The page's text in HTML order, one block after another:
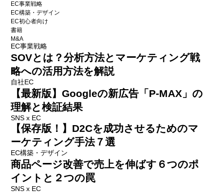
EC事業戦略
EC構築・デザイン
EC初心者向け
書籍
M&A
EC事業戦略
SOVとは？分析方法とマーケティング戦
略への活用方法を解説
自社EC
【最新版】Googleの新広告「P-MAX」の
理解と検証結果
SNS x EC
【保存版！】D2Cを成功させるためのマ
ーケティング手法７選
EC構築・デザイン
商品ページ改善で売上を伸ばす６つのポ
イントと２つの罠
SNS x EC